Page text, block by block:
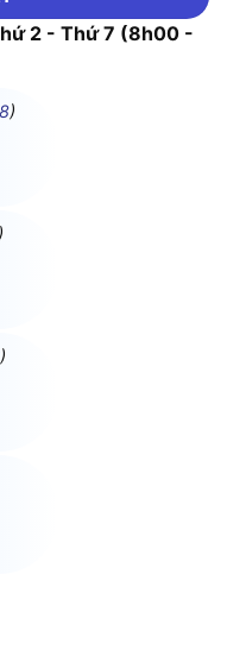
2 - Thứ 7 (8h00 -
)
)
)